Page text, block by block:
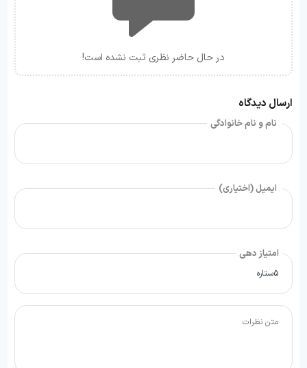
در حال حاضر نظری ثبت نشده است!
ارسال دیدگاه
نام و نام خانوادگی
ایمیل (اختیاری)
امتیاز دهی